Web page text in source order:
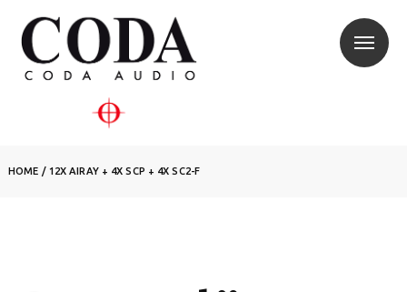
HOME / 12X AIRAY + 4X SCP + 4X SC2-F